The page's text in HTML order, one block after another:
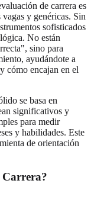
de carrera es
y genéricas. Sin
sofisticados
No están
sino para
ayudándote a
cómo encajan en el
se basa en
significativos y
para medir
y habilidades. Este
de orientación
Carrera?